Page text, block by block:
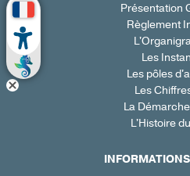
Présentation
Règlement
Les
Les pôles
Les
La
L'Histoire